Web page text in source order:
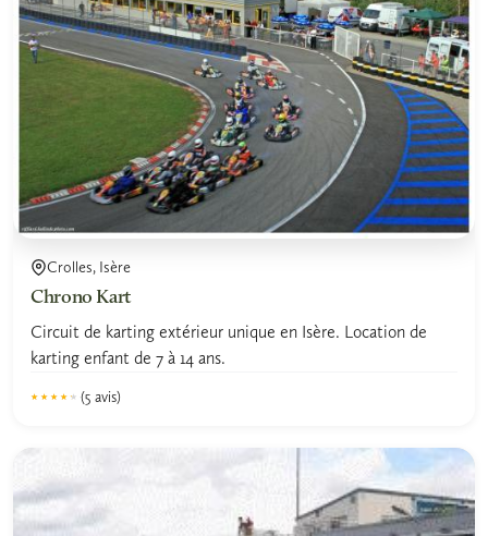
Crolles, Isère
Chrono Kart
Circuit de karting extérieur unique en Isère. Location de
karting enfant de 7 à 14 ans.
★★★★★
★★★★★ (5 avis)